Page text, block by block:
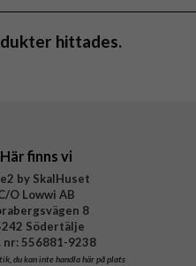
hittades.
Här finns vi
by SkalHuset
O Lowwi AB
8
Södertälje
nr: 556881-9238
du kan inte handla här på plats